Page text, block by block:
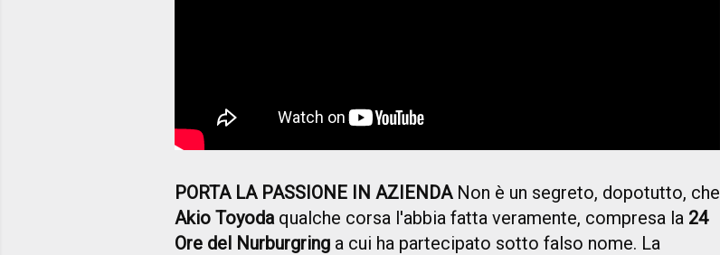
PORTA LA PASSIONE IN AZIENDANon è un segreto, dopotutto, che
Akio Toyoda qualche corsa l'abbia fatta veramente, compresa la 24
Ore del Nurburgring a cui ha partecipato sotto falso nome. La